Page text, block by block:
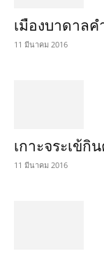
เมืองบาดาล
11 มีนาคม 2016
เกาะจระเข้กิ
11 มีนาคม 2016